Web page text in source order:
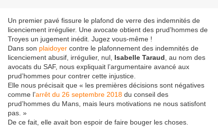
Un premier pavé fissure le plafond de verre des indemnités de
licenciement irrégulier. Une avocate obtient des prud’hommes de
Troyes un jugement inédit. Jugez vous-même !
Dans son plaidoyer contre le plafonnement des indemnités de
licenciement abusif, irrégulier, nul, Isabelle Taraud , au nom des
avocats du SAF, nous expliquait l’argumentaire avancé aux
prud’hommes pour contrer cette injustice.
Elle nous précisait que « les premières décisions sont négatives
comme l’arrêt du 26 septembre 2018 du conseil des
prud’hommes du Mans, mais leurs motivations ne nous satisfont
pas. »
De ce fait, elle avait bon espoir de faire bouger les choses.